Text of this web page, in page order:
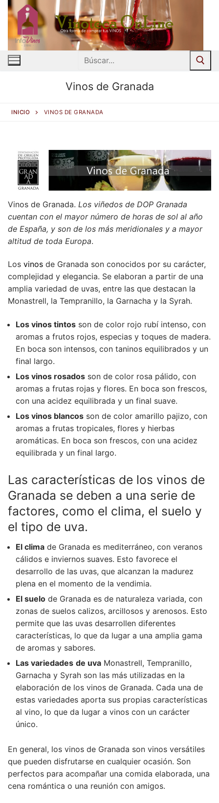
contenido
Buscar:
Vinos de Granada
INICIO VINOS DE GRANADA
Vinos de Granada. Los viñedos de DOP Granada
cuentan con el mayor número de horas de sol al año
de España, y son de los más meridionales y a mayor
altitud de toda Europa.
Los vinos de Granada son conocidos por su carácter,
complejidad y elegancia. Se elaboran a partir de una
amplia variedad de uvas, entre las que destacan la
Monastrell, la Tempranillo, la Garnacha y la Syrah.
Los vinos tintos son de color rojo rubí intenso, con
aromas a frutos rojos, especias y toques de madera.
En boca son intensos, con taninos equilibrados y un
final largo.
Los vinos rosados son de color rosa pálido, con
aromas a frutas rojas y flores. En boca son frescos,
con una acidez equilibrada y un final suave.
Los vinos blancos son de color amarillo pajizo, con
aromas a frutas tropicales, flores y hierbas
aromáticas. En boca son frescos, con una acidez
equilibrada y un final largo.
Las características de los vinos de
Granada se deben a una serie de
factores, como el clima, el suelo y
el tipo de uva.
El clima de Granada es mediterráneo, con veranos
cálidos e inviernos suaves. Esto favorece el
desarrollo de las uvas, que alcanzan la madurez
plena en el momento de la vendimia.
El suelo de Granada es de naturaleza variada, con
zonas de suelos calizos, arcillosos y arenosos. Esto
permite que las uvas desarrollen diferentes
características, lo que da lugar a una amplia gama
de aromas y sabores.
Las variedades de uva Monastrell, Tempranillo,
Garnacha y Syrah son las más utilizadas en la
elaboración de los vinos de Granada. Cada una de
estas variedades aporta sus propias características
al vino, lo que da lugar a vinos con un carácter
único.
En general, los vinos de Granada son vinos versátiles
que pueden disfrutarse en cualquier ocasión. Son
perfectos para acompañar una comida elaborada, una
cena romántica o una reunión con amigos.